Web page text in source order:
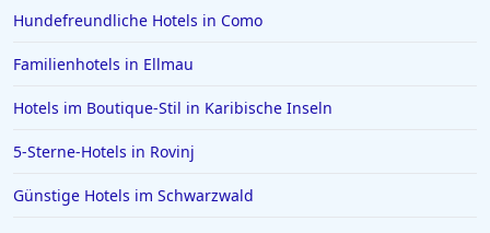
Hotels in Paguera
Hotels in Achen See
Hotels in Marburg Biedenkopf
Hotels in Ischgl
Hundefreundliche Hotels in Como
Familienhotels in Ellmau
Hotels im Boutique-Stil in Karibische Inseln
5-Sterne-Hotels in Rovinj
Günstige Hotels im Schwarzwald